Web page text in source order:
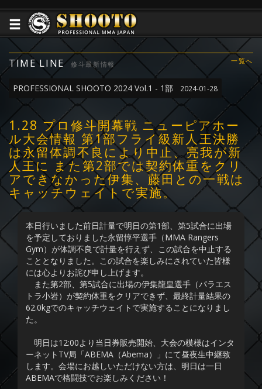
TIME LINE 修斗最新情報 一覧へ
PROFESSIONAL SHOOTO 2024 Vol.1 - 1部 2024-01-28
1.28 プロ修斗開幕戦 ニューピアホー
ル大会情報 第1部フライ級新人王決勝
は永留体調不良により中止、亮我が新
人王に また第2部では契約体重をクリ
アできなかった伊集、藤田との一戦は
キャッチウェイトで実施。
本日行いました前日計量で明日の第1部、第5試合に出場
を予定しておりました永留惇平選手（MMA Rangers
Gym）が体調不良で計量を行えず、この試合を中止する
こととなりました。この試合を楽しみにされていた皆様
には心よりお詫び申し上げます。
また第2部、第5試合に出場の伊集龍皇選手（パラエス
トラ小岩）が契約体重をクリアできず、最終計量結果の
62.0kgでのキャッチウェイトで実施することになりまし
た。
明日は12:00より当日券販売開始、大会の模様はインタ
ーネットTV局「ABEMA（Abema）」にて昼夜生中継致
します。会場にお越しいただけない方は、明日は一日
ABEMAで格闘技でお楽しみください！